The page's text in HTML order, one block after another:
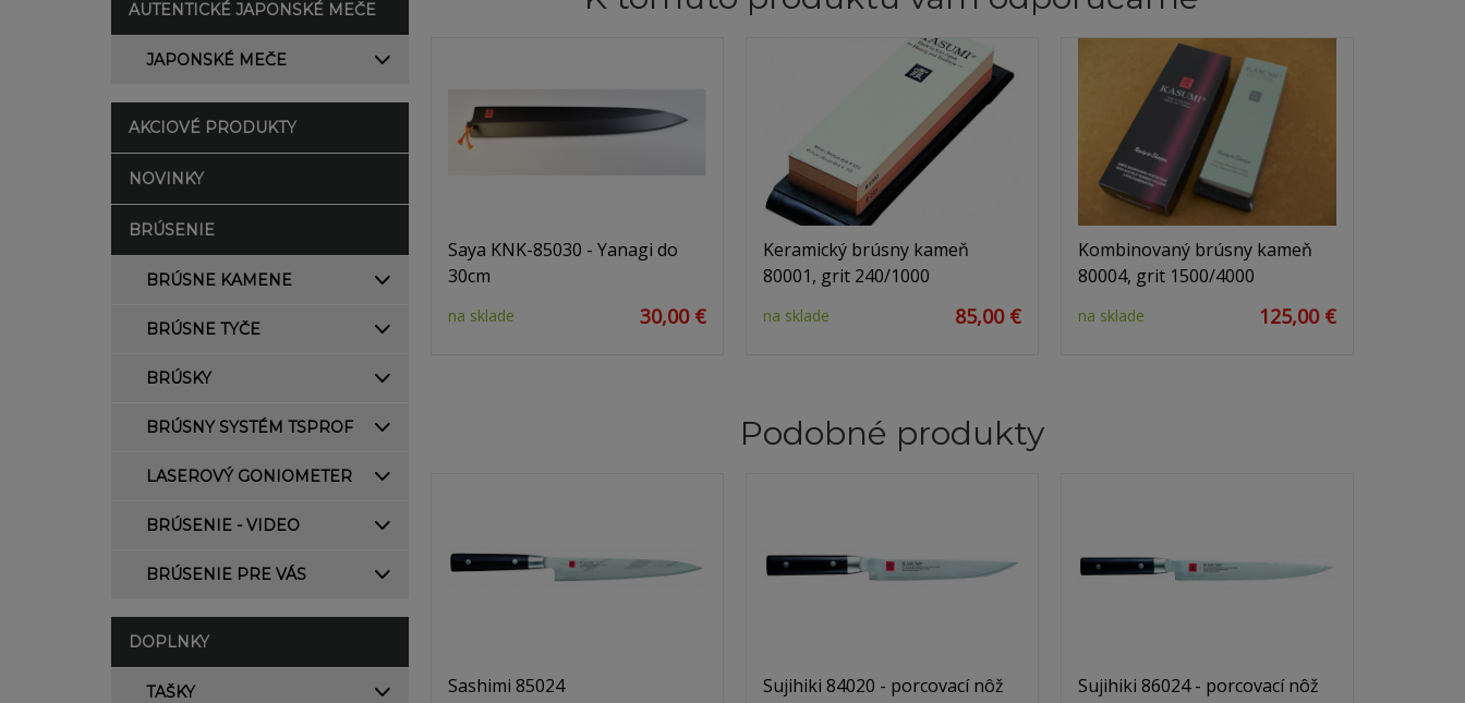
AUTENTICKÉ JAPONSKÉ MEČE
JAPONSKÉ MEČE
AKCIOVÉ PRODUKTY
NOVINKY
BRÚSENIE
BRÚSNE KAMENE
BRÚSNE TYČE
BRÚSKY
BRÚSNY SYSTÉM TSPROF
LASEROVÝ GONIOMETER
BRÚSENIE - VIDEO
BRÚSENIE PRE VÁS
DOPLNKY
TAŠKY
Saya KNK-85030 - Yanagi do
30cm
na sklade 30,00 €
Keramický brúsny kameň
80001, grit 240/1000
na sklade 85,00 €
Kombinovaný brúsny kameň
80004, grit 1500/4000
na sklade 125,00 €
Podobné produkty
Sashimi 85024 Sujihiki 84020 - porcovací nôž Sujihiki 86024 - porcovací nôž